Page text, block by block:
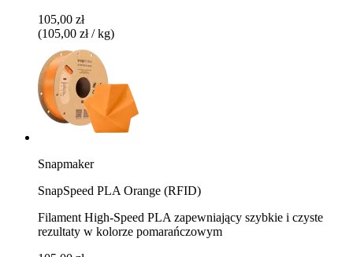
105,00 zł
(105,00 zł / kg)
Snapmaker
SnapSpeed PLA Orange (RFID)
Filament High-Speed PLA zapewniający szybkie i czyste
rezultaty w kolorze pomarańczowym